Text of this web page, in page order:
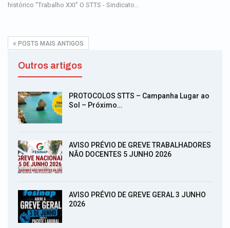
histórico "Trabalho XXI" O STTS - Sindicato…
POSTS MAIS ANTIGOS
Outros artigos
PROTOCOLOS STTS – Campanha Lugar ao
Sol – Próximo…
AVISO PRÉVIO DE GREVE TRABALHADORES
NÃO DOCENTES 5 JUNHO 2026
AVISO PRÉVIO DE GREVE GERAL 3 JUNHO
2026